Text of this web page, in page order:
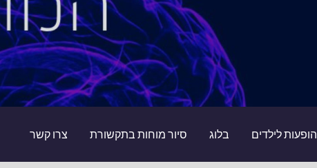
הופעות לילדים בלוג סיור מוחות בתקשורת צרו קשר